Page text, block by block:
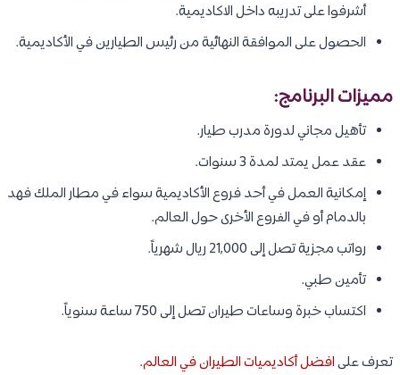
أشرفوا على تدريبه داخل الاكاديمية.
الحصول على الموافقة النهائية من رئيس الطيارين في الأكاديمية.
مميزات البرنامج:
تأهيل مجاني لدورة مدرب طيار.
عقد عمل يمتد لمدة 3 سنوات.
إمكانية العمل في أحد فروع الأكاديمية سواء في مطار الملك فهد
بالدمام أو في الفروع الأخرى حول العالم.
رواتب مجزية تصل إلى 21,000 ريال شهرياً.
تأمين طبي.
اكتساب خبرة وساعات طيران تصل إلى 750 ساعة سنوياً.
تعرف علىافضل أكاديميات الطيران في العالم.